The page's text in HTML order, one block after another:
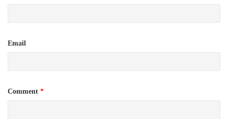
Email
Comment *